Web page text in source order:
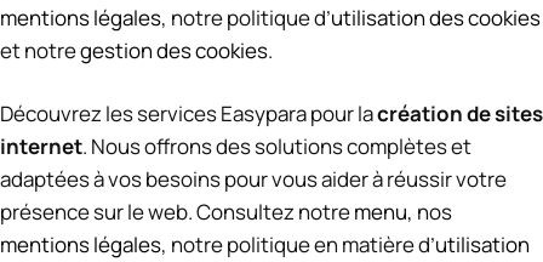
mentions légales, notre politique d’utilisation des cookies
et notregestion des cookies.
Découvrez les services Easypara pour lacréation de sites
internet. Nous offrons des solutions complètes et
adaptées à vos besoins pour vous aider à réussir votre
présence sur le web. Consultez notremenu, nos
mentions légales, notre politique en matière d’utilisation